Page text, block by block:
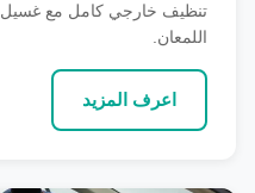
تنظيف خارجي كامل مع غسيل
اللمعان.
اعرف المزيد